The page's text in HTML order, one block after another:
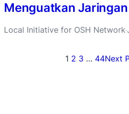
Menguatkan
Local Initiative for OSH Network·
1 2 3 … 44Next